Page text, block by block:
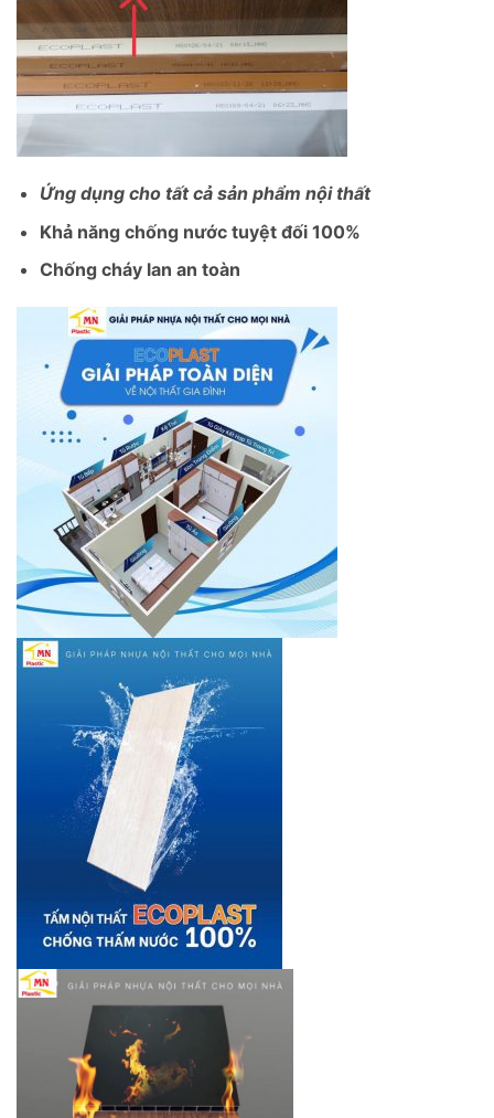
Ứng dụng cho tất cả sản phẩm nội thất
Khả năng chống nước tuyệt đối 100%
Chống cháy lan an toàn